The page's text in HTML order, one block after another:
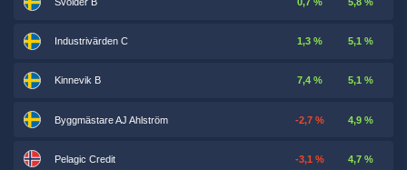
Industrivärden C 1,3 % 5,1 %
Kinnevik B 7,4 % 5,1 %
Byggmästare AJ Ahlström -2,7 % 4,9 %
Pelagic Credit -3,1 % 4,7 %